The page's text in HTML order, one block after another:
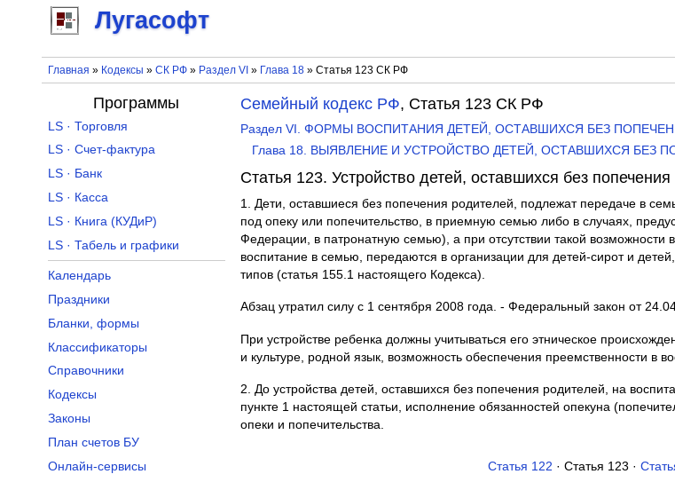
Лугасофт
Главная » Кодексы » СК РФ» Раздел VI » Глава 18» Статья 123 СК РФ
Семейный кодекс РФ, Статья 123 СК РФ
Раздел VI. ФОРМЫ ВОСПИТАНИЯ ДЕТЕЙ, ОСТАВШИХСЯ БЕЗ
Глава 18. ВЫЯВЛЕНИЕ И УСТРОЙСТВО ДЕТЕЙ, ОСТАВШИХСЯ БЕЗ
Статья 123. Устройство детей, оставшихся без
1. Дети, оставшиеся без попечения родителей, подлежат передаче в
под опеку или попечительство, в приемную семью либо в случаях,
Федерации, в патронатную семью), а при отсутствии такой возможности
воспитание в семью, передаются в организации для детей-сирот и
типов (статья 155.1 настоящего Кодекса).
Абзац утратил силу с 1 сентября 2008 года. - Федеральный закон от
При устройстве ребенка должны учитываться его этническое
и культуре, родной язык, возможность обеспечения преемственности в
2. До устройства детей, оставшихся без попечения родителей, на
пункте 1 настоящей статьи, исполнение обязанностей опекуна
опеки и попечительства.
Статья 122 · Статья 123 ·
Программы
LS · Торговля
LS · Счет-фактура
LS · Банк
LS · Касса
LS · Книга (КУДиР)
LS · Табель и графики
Календарь
Праздники
Бланки, формы
Классификаторы
Справочники
Кодексы
Законы
План счетов БУ
Онлайн-сервисы